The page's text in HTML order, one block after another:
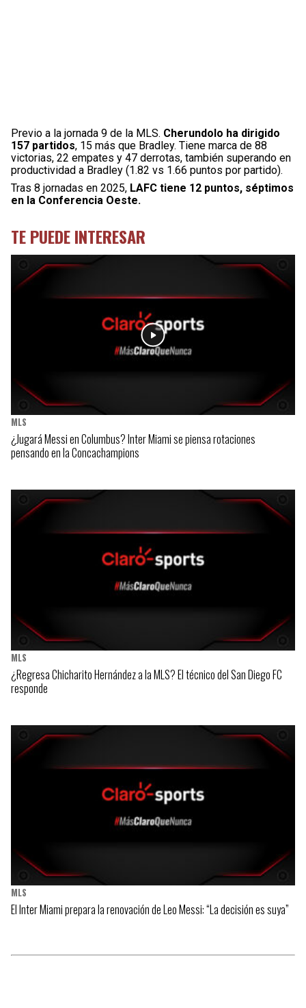
Previo a la jornada 9 de la MLS. Cherundolo ha dirigido
157 partidos, 15 más que Bradley. Tiene marca de 88
victorias, 22 empates y 47 derrotas, también superando en
productividad a Bradley (1.82 vs 1.66 puntos por partido).
Tras 8 jornadas en 2025, LAFC tiene 12 puntos, séptimos
en la Conferencia Oeste.
TE PUEDE INTERESAR
MLS
¿Jugará Messi en Columbus? Inter Miami se piensa rotaciones
pensando en la Concachampions
MLS
¿Regresa Chicharito Hernández a la MLS? El técnico del San Diego FC
responde
MLS
El Inter Miami prepara la renovación de Leo Messi: “La decisión es suya”